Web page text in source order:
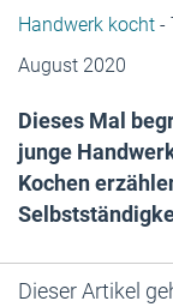
Handwerk kocht -
August 2020
Dieses Mal
junge
Kochen
Dieser Artikel